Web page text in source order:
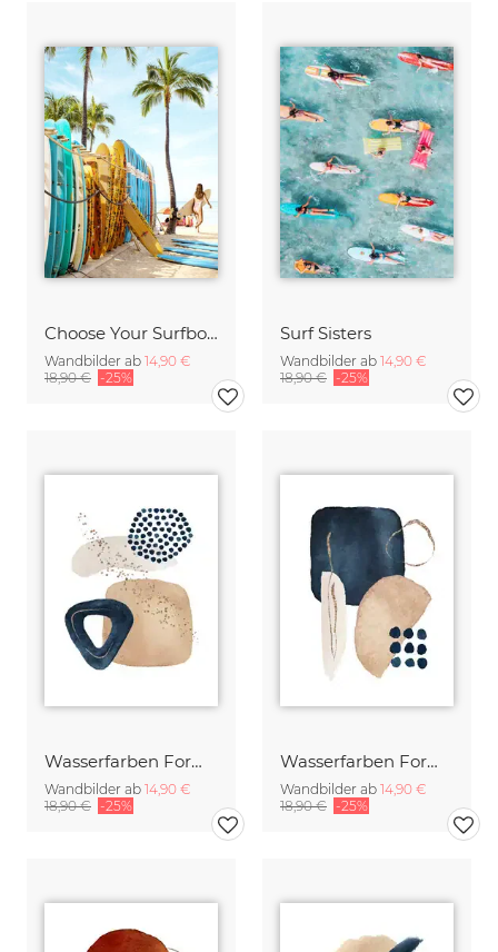
Choose Your Surfboard 2
Wandbilder ab 14,90 €
18,90 € -25%
Surf Sisters
Wandbilder ab 14,90 €
18,90 € -25%
Wasserfarben Formen in Navy 3
Wandbilder ab 14,90 €
18,90 € -25%
Wasserfarben Formen in Navy 4
Wandbilder ab 14,90 €
18,90 € -25%